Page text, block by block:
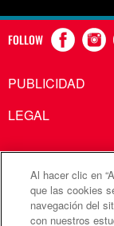
FOLLOW
PUBLICIDAD
LEGAL
Al hacer clic en
que las cookies
navegación del
con nuestros